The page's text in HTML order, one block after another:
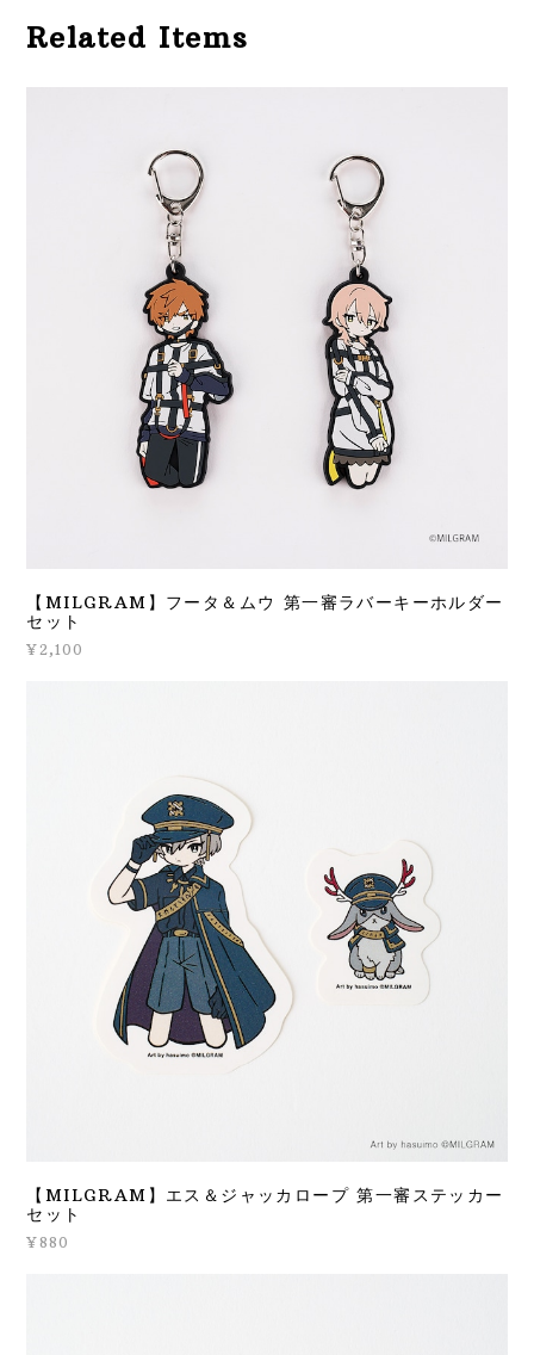
Related Items
【MILGRAM】フータ＆ムウ 第一審ラバーキーホルダー
セット
¥2,100
【MILGRAM】エス＆ジャッカロープ 第一審ステッカー
セット
¥880